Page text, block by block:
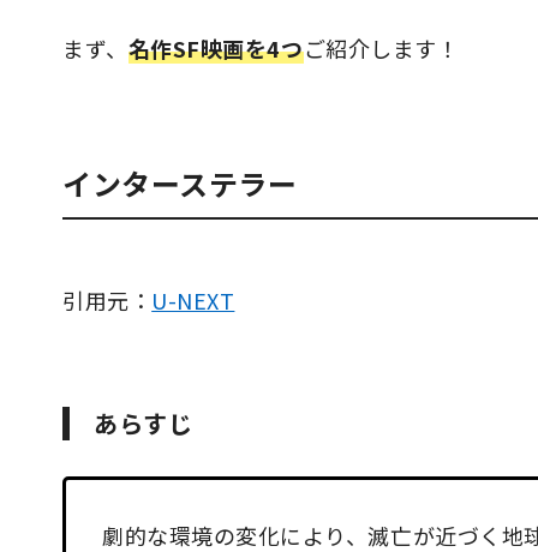
まず、 名作SF映画を4つご紹介します！
インターステラー
引用元： U-NEXT
あらすじ
劇的な環境の変化により、滅亡が近づく